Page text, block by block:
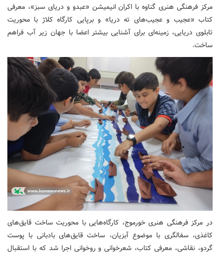
مرکز فرهنگی هنری گناوه با اکران انیمیشن «عبدو و دریای سبز»، معرفی
کتاب «عجیب و عجیب‌های ته دریا» و برپایی کارگاه کلاژ با محوریت
تابلوی دریایی، زمینه‌ای برای آشنایی بیشتر اعضا با جهان زیر آب فراهم
ساخت.
در مرکز فرهنگی هنری خورموج، کارگاه‌هایی با محوریت ساخت قایق‌های
کاغذی، سفالگری با موضوع آبزیان، ساخت قایق‌های بادبانی با پوست
گردو، نقاشی، معرفی کتاب، شعرخوانی و روخوانی اجرا شد که با استقبال